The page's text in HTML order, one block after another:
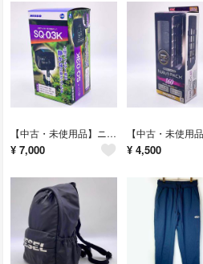
【中古・未使用品】ニッソー 上部フィルター用 交換ポンプ SQ-03K NISSO アクアリウム
¥ 7,000 ¥ 4,500